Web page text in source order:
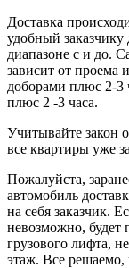
Доставка
удобный заказчику
диапазоне с и до.
зависит от проема
доборами плюс 2-3
плюс 2 -3 часа.
Учитывайте закон
все квартиры уже
Пожалуйста,
автомобиль
на себя заказчик.
невозможно, будет
грузового лифта,
этаж. Все решаемо,